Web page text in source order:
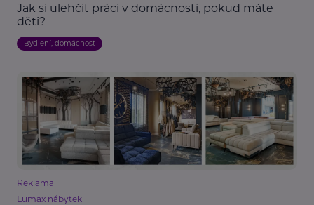
Jak si ulehčit práci v domácnosti, pokud máte
děti?
Bydlení, domácnost
Reklama
Lumax nábytek